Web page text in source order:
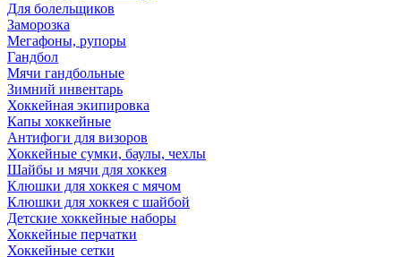
Для болельщиков
Заморозка
Мегафоны, рупоры
Гандбол
Мячи гандбольные
Зимний инвентарь
Хоккейная экипировка
Капы хоккейные
Антифоги для визоров
Хоккейные сумки, баулы, чехлы
Шайбы и мячи для хоккея
Клюшки для хоккея с мячом
Клюшки для хоккея с шайбой
Детские хоккейные наборы
Хоккейные перчатки
Хоккейные сетки